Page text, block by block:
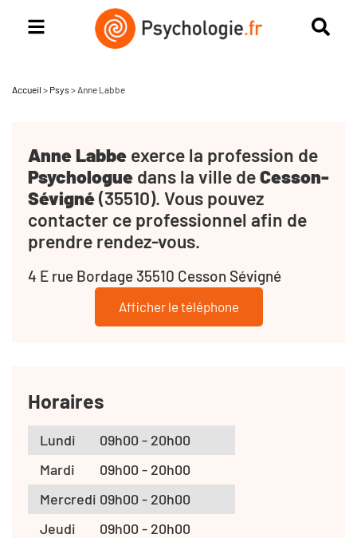
Accueil > Psys > Anne Labbe
Anne Labbe exerce la profession de
Psychologue dans la ville deCesson-
Sévigné(35510). Vous pouvez
contacter ce professionnel afin de
prendre rendez-vous.
4 E rue Bordage 35510 Cesson Sévigné
Afficher le téléphone
Horaires
Lundi
09h00 - 20h00
Mardi
09h00 - 20h00
Mercredi 09h00 - 20h00
Jeudi
09h00 - 20h00